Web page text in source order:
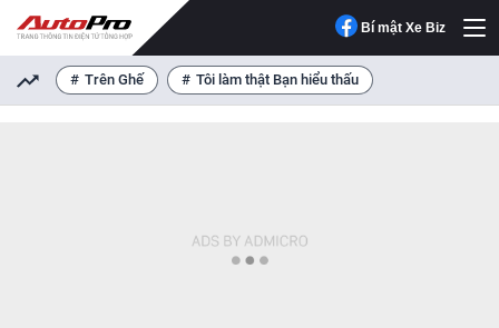
Bí mật Xe Biz
Trên Ghế Tôi làm thật Bạn hiểu thấu